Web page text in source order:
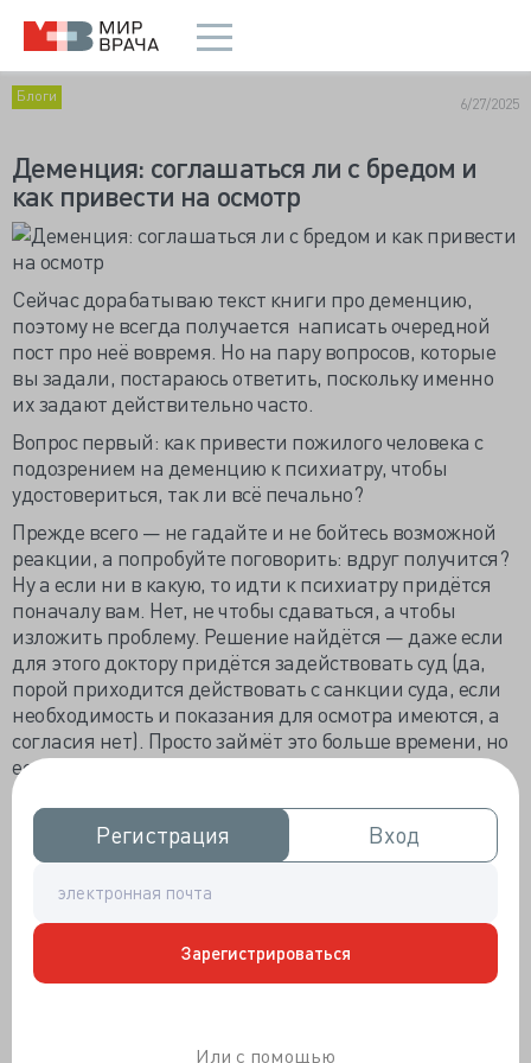
Регистрация
Регистрация Вход
Вход
Зарегистрироваться
Или с помощью
Блоги 6/27/2025
Деменция: соглашаться ли с бредом и
как привести на осмотр
Сейчас дорабатываю текст книги про деменцию,
поэтому не всегда получается написать очередной
пост про неё вовремя. Но на пару вопросов, которые
вы задали, постараюсь ответить, поскольку именно
их задают действительно часто.
Вопрос первый: как привести пожилого человека с
подозрением на деменцию к психиатру, чтобы
удостовериться, так ли всё печально?
Прежде всего — не гадайте и не бойтесь возможной
реакции, а попробуйте поговорить: вдруг получится?
Ну а если ни в какую, то идти к психиатру придётся
поначалу вам. Нет, не чтобы сдаваться, а чтобы
изложить проблему. Решение найдётся — даже если
для этого доктору придётся задействовать суд (да,
порой приходится действовать с санкции суда, если
необходимость и показания для осмотра имеются, а
согласия нет). Просто займёт это больше времени, но
есть такое слово «надо».
Вопрос второй: стоит ли соглашаться с больным (в
нашей ситуации — с дементным) человеком, если он
начинает нести откровенную пургу? Ну там про
продукты из холодильника или посыпают их
плесенью, прячут или занашивают и подкидывают
обратно вещи в шкаф и комод. Или про любимую
некогда дочку-внучку-сына-зятя, которые косо